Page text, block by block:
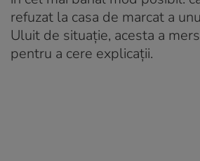
refuzat la casa de marcat a
Uluit de situație, acesta a
pentru a cere explicații.